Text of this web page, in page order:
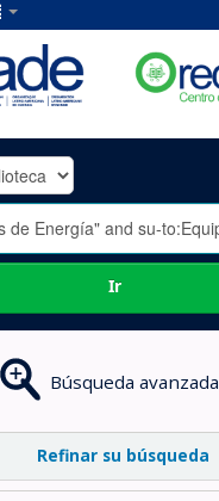
Ir
Búsqueda avanzada
Refinar su búsqueda